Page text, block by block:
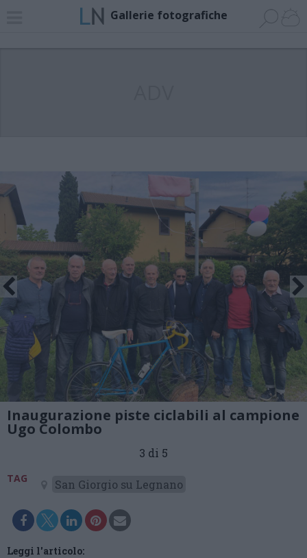
Gallerie fotografiche
Inaugurazione piste ciclabili al campione
Ugo Colombo
3 di 5
TAG San Giorgio su Legnano
Leggi l'articolo: